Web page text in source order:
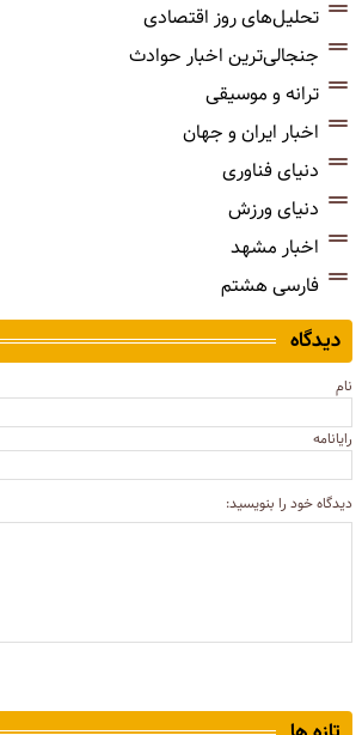
تحلیل‌های روز اقتصادی
جنجالی‌ترین اخبار حوادث
ترانه و موسیقی
اخبار ایران و جهان
دنیای فناوری
دنیای ورزش
اخبار مشهد
فارسی هشتم
دیدگاه
نام
رایانامه
دیدگاه خود را بنویسید: